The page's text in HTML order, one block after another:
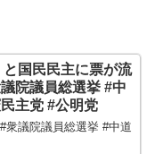
と国民民主に票が流
院議員総選挙 #中
主党 #公明党
衆議院議員総選挙 #中道